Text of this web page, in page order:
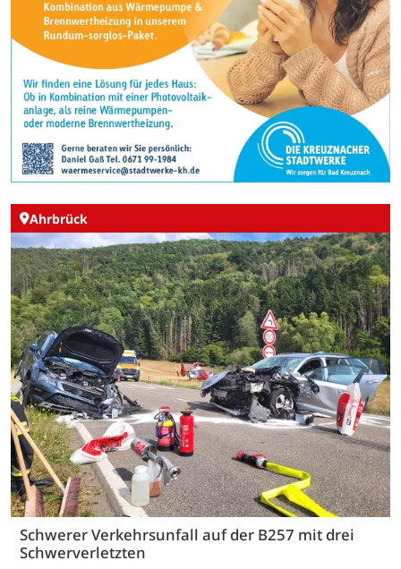
Ahrbrück
Schwerer Verkehrsunfall auf der B257 mit drei
Schwerverletzten